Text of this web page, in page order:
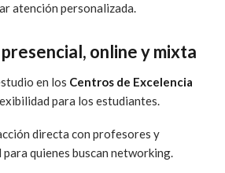
atención personalizada.
online y mixta
en los Centros de Excelencia
para los estudiantes.
directa con profesores y
quienes buscan networking.